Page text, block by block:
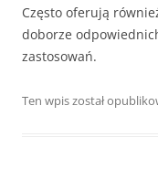
Często oferują
doborze
zastosowań.
Ten wpis został